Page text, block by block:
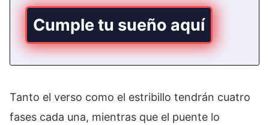
Cumple tu sueño aquí
Tanto el verso como el estribillo tendrán cuatro
fases cada una, mientras que el puente lo